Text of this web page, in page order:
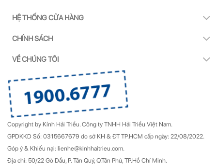
HỆ THỐNG CỬA HÀNG
CHÍNH SÁCH
VỀ CHÚNG TÔI
Copyright by Kính Hải Triều. Công ty TNHH Hải Triều Việt Nam.
GPDKKD Số: 0315667679 do sở KH & ĐT TP.HCM cấp ngày: 22/08/2022.
Góp ý & Khiếu nại: lienhe@kinhhaitrieu.com.
Địa chỉ: 50/22 Gò Dầu, P. Tân Quý, Q.Tân Phú, TP.Hồ Chí Minh.